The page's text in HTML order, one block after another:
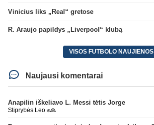
Vinicius liks „Real“ gretose
R. Araujo papildys „Liverpool“ klubą
VISOS FUTBOLO NAUJIENOS
Naujausi komentarai
Anapilin iškeliavo L. Messi tėtis Jorge
Stiprybės Leo ✊🙏